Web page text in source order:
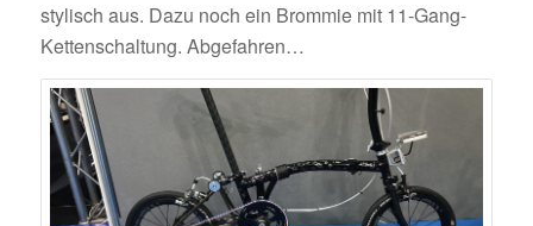
stylisch aus. Dazu noch ein Brommie mit 11-Gang-
Kettenschaltung. Abgefahren…